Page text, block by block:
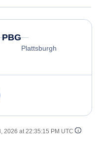
PBG
Plattsburgh
2026 at 22:35:15 PM UTC